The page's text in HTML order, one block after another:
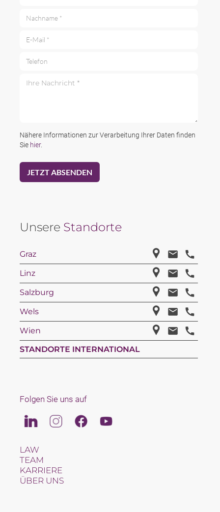
Nähere Informationen zur Verarbeitung Ihrer Daten finden
Sie hier.
Unsere Standorte
Graz
Linz
Salzburg
Wels
Wien
STANDORTE INTERNATIONAL
Folgen Sie uns auf
LinkedinInstagramFacebookYoutube
LAW
TEAM
KARRIERE
ÜBER UNS